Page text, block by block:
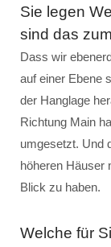
Sie legen
sind das
Dass wir
auf einer Ebene
der Hanglage
Richtung Main
umgesetzt. Und
höheren Häuser
Blick zu haben.
Welche für